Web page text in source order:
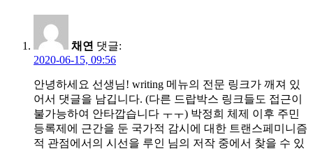
채연 댓글:
2020-06-15, 09:56
안녕하세요 선생님! writing 메뉴의 전문 링크가 깨져 있
어서 댓글을 남깁니다. (다른 드랍박스 링크들도 접근이
불가능하여 안타깝습니다 ㅜㅜ) 박정희 체제 이후 주민
등록제에 근간을 둔 국가적 감시에 대한 트랜스페미니즘
적 관점에서의 시선을 루인 님의 저작 중에서 찾을 수 있